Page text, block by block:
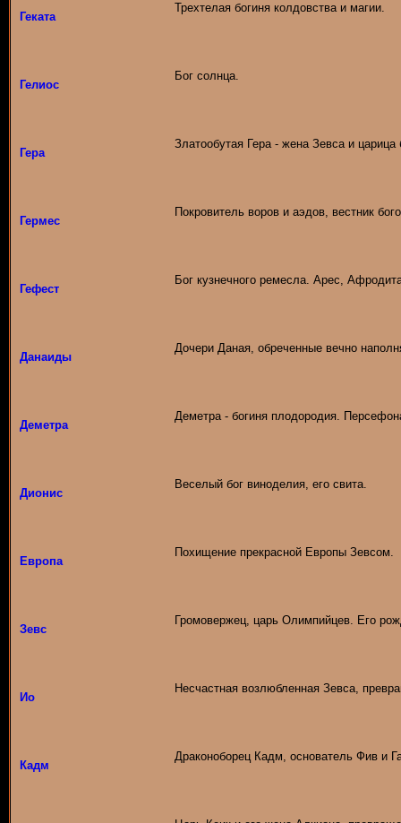
Геката
Трехтелая богиня колдовства и магии.
Гелиос
Бог солнца.
Гера
Златообутая Гера - жена Зевса и царица
Гермес
Покровитель воров и аэдов, вестник
Гефест
Бог кузнечного ремесла. Арес,
Данаиды
Дочери Даная, обреченные вечно
Деметра
Деметра - богиня плодородия.
Дионис
Веселый бог виноделия, его свита.
Европа
Похищение прекрасной Европы Зевсом.
Зевс
Громовержец, царь Олимпийцев. Его
Ио
Несчастная возлюбленная Зевса,
Кадм
Драконоборец Кадм, основатель Фив и